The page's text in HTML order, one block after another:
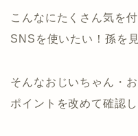
こんなにたくさん気を
SNSを使いたい！孫を
そんなおじいちゃん・
ポイントを改めて確認し